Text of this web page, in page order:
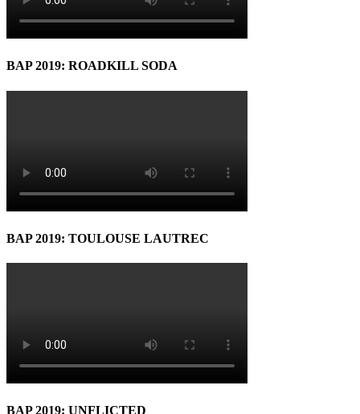
BAP 2019: ROADKILL SODA
BAP 2019: TOULOUSE LAUTREC
BAP 2019: UNFLICTED